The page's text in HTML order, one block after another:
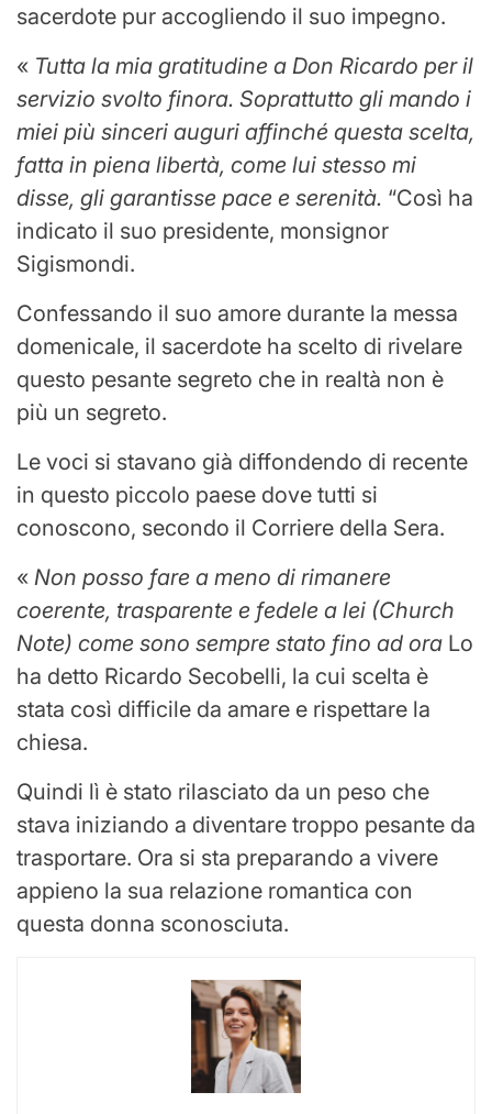
sacerdote pur accogliendo il suo impegno.
« Tutta la mia gratitudine a Don Ricardo per il
servizio svolto finora. Soprattutto gli mando i
miei più sinceri auguri affinché questa scelta,
fatta in piena libertà, come lui stesso mi
disse, gli garantisse pace e serenità. “Così ha
indicato il suo presidente, monsignor
Sigismondi.
Confessando il suo amore durante la messa
domenicale, il sacerdote ha scelto di rivelare
questo pesante segreto che in realtà non è
più un segreto.
Le voci si stavano già diffondendo di recente
in questo piccolo paese dove tutti si
conoscono, secondo il Corriere della Sera.
« Non posso fare a meno di rimanere
coerente, trasparente e fedele a lei (Church
Note) come sono sempre stato fino ad ora Lo
ha detto Ricardo Secobelli, la cui scelta è
stata così difficile da amare e rispettare la
chiesa.
Quindi lì è stato rilasciato da un peso che
stava iniziando a diventare troppo pesante da
trasportare. Ora si sta preparando a vivere
appieno la sua relazione romantica con
questa donna sconosciuta.